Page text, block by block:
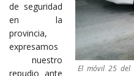
El móvil 25 del
de seguridad
en la
provincia,
expresamos
nuestro
repudio ante